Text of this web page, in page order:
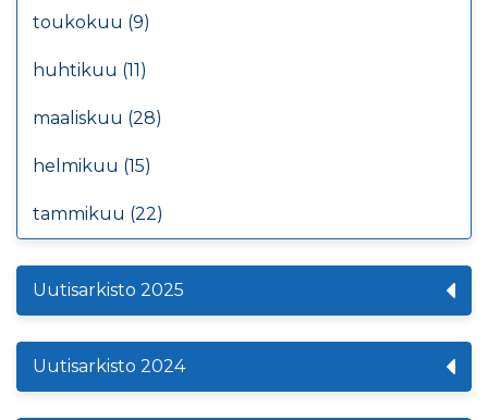
toukokuu (9)
huhtikuu (11)
maaliskuu (28)
helmikuu (15)
tammikuu (22)
Uutisarkisto 2025
Uutisarkisto 2024